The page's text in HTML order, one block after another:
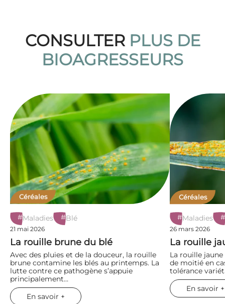
CONSULTER PLUS DE
BIOAGRESSEURS
Céréales
#Maladies #Blé
21 mai 2026
La rouille brune du blé
Avec des pluies et de la douceur, la rouille
brune contamine les blés au printemps. La
lutte contre ce pathogène s’appuie
principalement…
En savoir +
Céréales
#Maladies
26 mars 2026
La rouille
La rouille
de moitié en
tolérance
En savoir +